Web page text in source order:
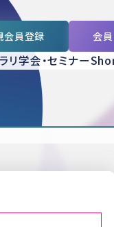
会員登録 会
リ学会・セミナー